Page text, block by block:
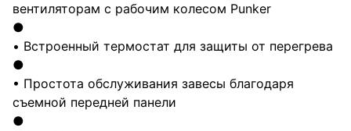
вентиляторам с рабочим колесом Punker
●
• Встроенный термостат для защиты от перегрева
●
• Простота обслуживания завесы благодаря
съемной передней панели
●